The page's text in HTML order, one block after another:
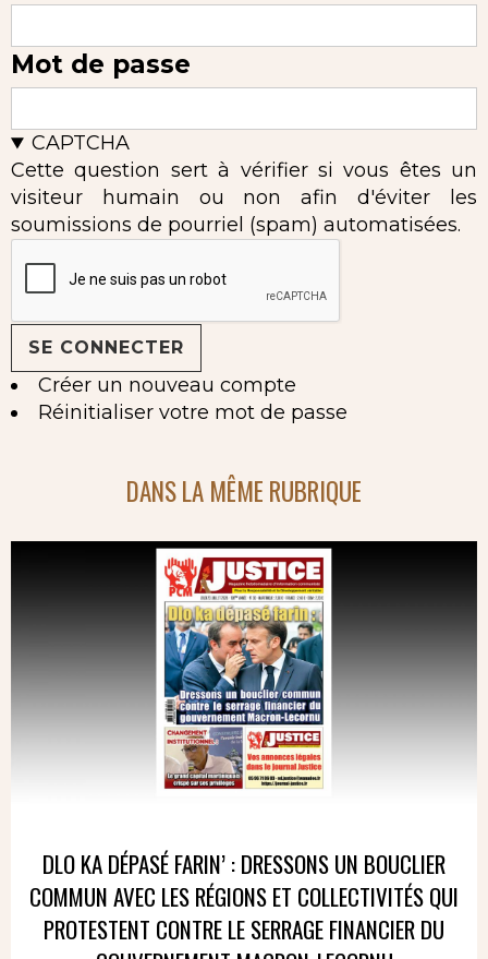
Mot de passe
CAPTCHA
Cette question sert à vérifier si vous êtes un
visiteur humain ou non afin d'éviter les
soumissions de pourriel (spam) automatisées.
Créer un nouveau compte
Réinitialiser votre mot de passe
DANS LA MÊME RUBRIQUE
DLO KA DÉPASÉ FARIN’ : DRESSONS UN BOUCLIER
COMMUN AVEC LES RÉGIONS ET COLLECTIVITÉS QUI
PROTESTENT CONTRE LE SERRAGE FINANCIER DU